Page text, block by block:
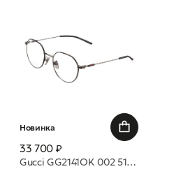
Новинка
33 700 ₽
Gucci GG2141OK 002 51 оправа